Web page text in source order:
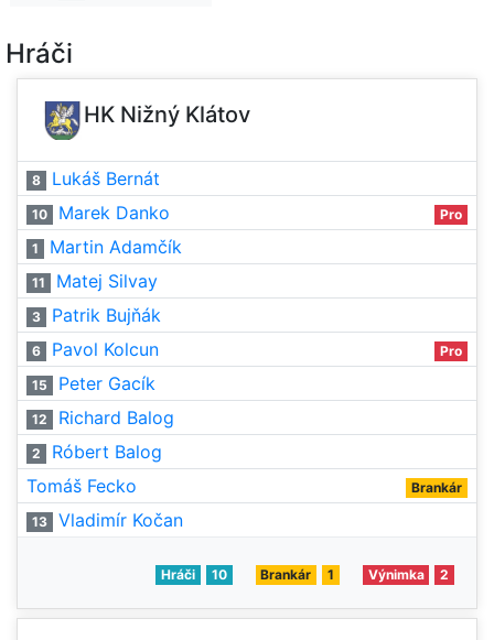
Hráči
HK Nižný Klátov
8 Lukáš Bernát
10 Marek Danko Pro
1 Martin Adamčík
11 Matej Silvay
3 Patrik Bujňák
6 Pavol Kolcun Pro
15 Peter Gacík
12 Richard Balog
2
Róbert Balog
Tomáš Fecko
Brankár
13 Vladimír Kočan
Hráči 10 Brankár 1 Výnimka 2